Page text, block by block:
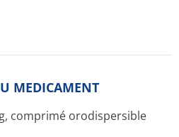
MEDICAMENT
comprimé orodispersible